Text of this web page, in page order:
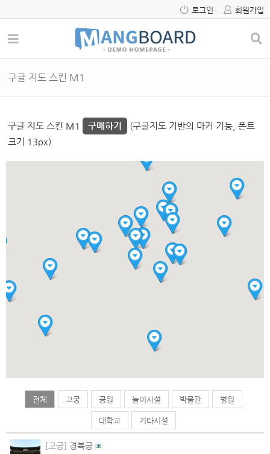
로그인 회원가입
구글 지도 스킨 M1
구글 지도 스킨 M1 구매하기
(구글지도 기반의 마커 기능, 폰트
크기 13px)
전체 고궁 공원 놀이시설 박물관 병원
대학교 기타시설
[고궁] 경복궁